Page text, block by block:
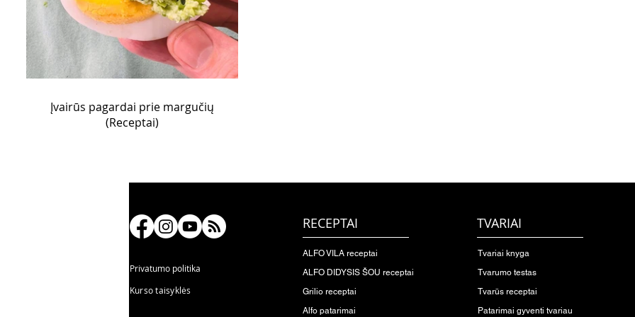
Įvairūs pagardai prie margučių
(Receptai)
Privatumo politika
Kurso taisyklės
RECEPTAI
ALFO VILA receptai
ALFO DIDYSIS ŠOU receptai
Grilio receptai
Alfo patarimai
TVARIAI
Tvariai knyga
Tvarumo testas
Tvarūs receptai
Patarimai gyventi tvariau